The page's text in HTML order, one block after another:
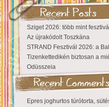
Sziget 2026: több mint
Az újrakódolt Toszkána
STRAND Fesztivál 2026: a
Tizenkettedikén biztosan a
Odüsszeia
Epres joghurtos túrótorta,